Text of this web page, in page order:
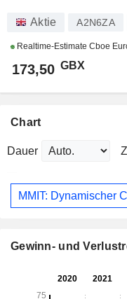
Aktie A2N6ZA
Realtime-Estimate Cboe
173,50 GBX
Chart
Dauer
MMIT: Dynamischer
Gewinn- und